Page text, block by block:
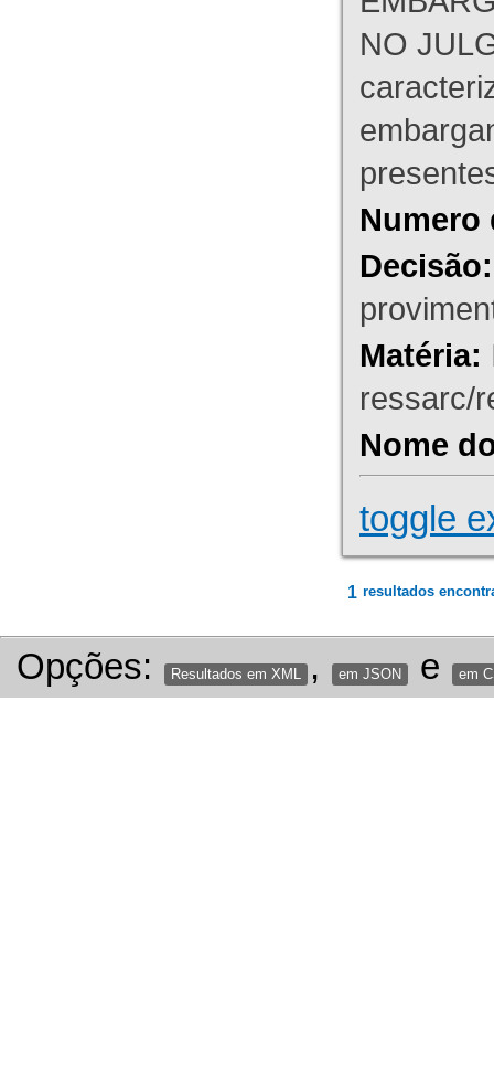
NO
Numero
Decisão:
Matéria:
ressarc/
Nome
toggle
1 resultados
Opções: Resultados em XML , em JSON e em